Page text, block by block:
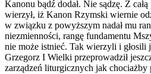
Kanonu bądź dodał. Nie sądzę. Z
wierzył, iż Kanon Rzymski wiernie
w związku z powyższym nadał mu
niezmienności, rangę fundamentu
nie może istnieć. Tak wierzyli i głosili
Grzegorz I Wielki przeprowadził
zarządzeń liturgicznych jak chociażby